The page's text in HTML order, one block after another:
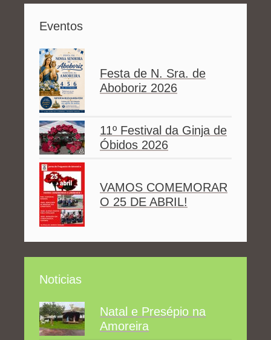
Eventos
Festa de N. Sra. de
Aboboriz 2026
11º Festival da Ginja de
Óbidos 2026
VAMOS COMEMORAR
O 25 DE ABRIL!
Noticias
Natal e Presépio na
Amoreira